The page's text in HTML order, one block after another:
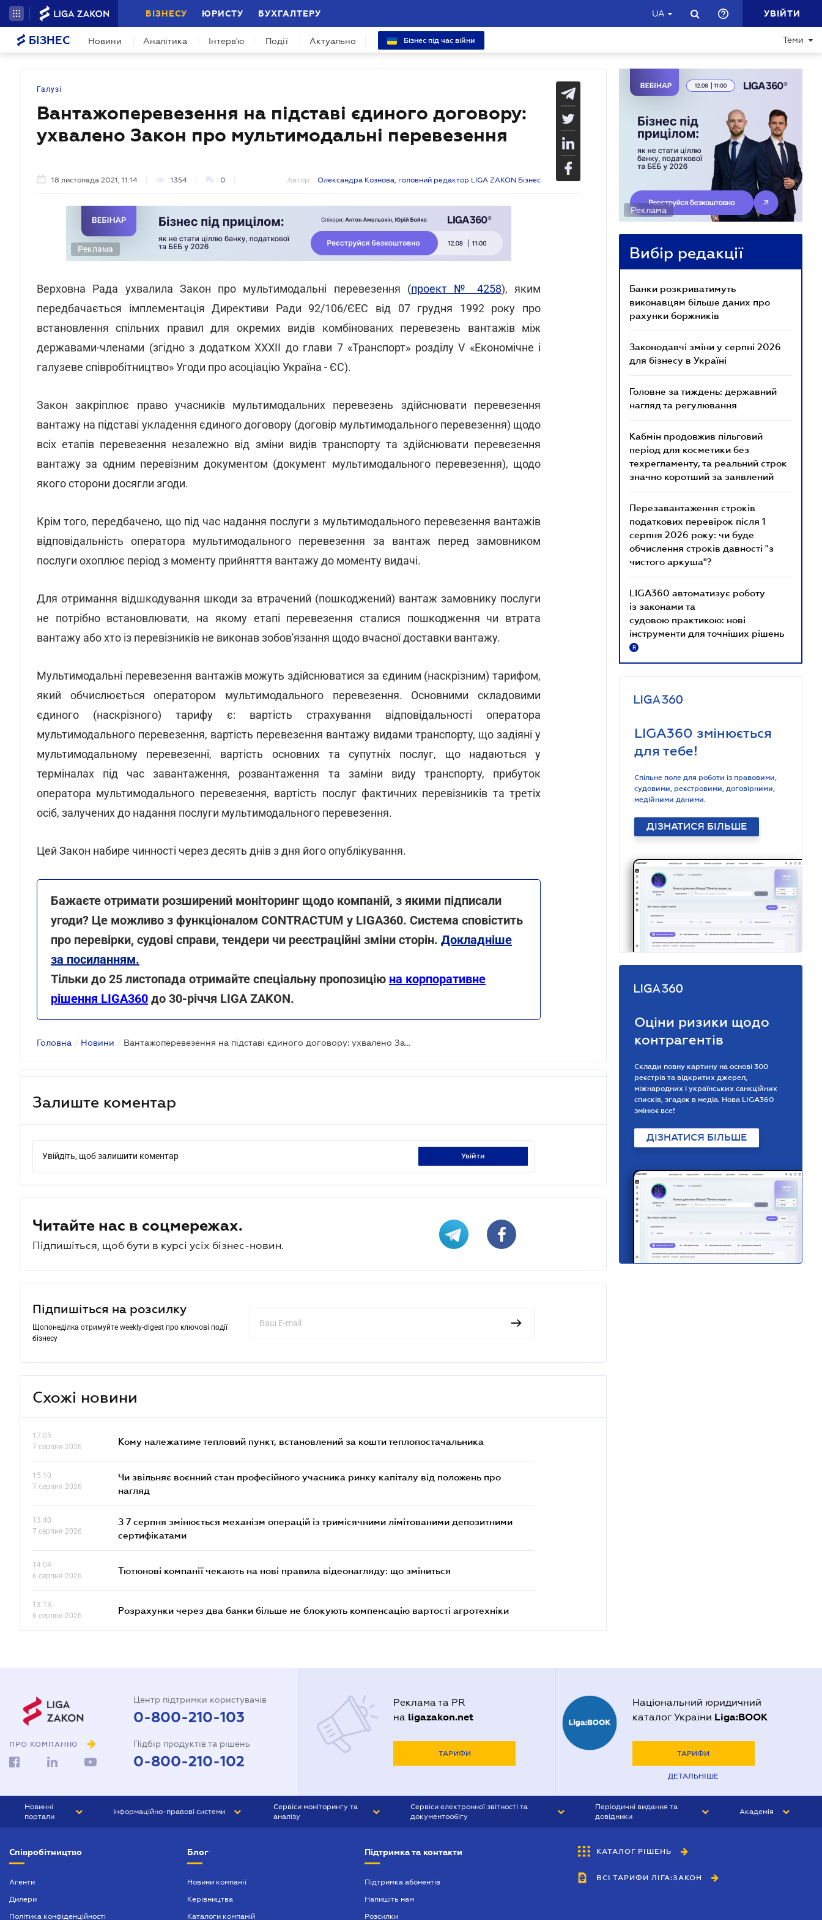
БІЗНЕСУ ЮРИСТУ БУХГАЛТЕРУ UA УВІЙТИ
БІЗНЕС Новини Аналітика Інтерв'ю Події Актуально Бізнес під час війни Теми
Галузі
Вантажоперевезення на підставі єдиного договору:
ухвалено Закон про мультимодальні перевезення
18 листопада 2021, 11:14 1354 0 Автор: Олександра Кознова, головний редактор LIGA ZAKON Бізнес
Реклама
Верховна Рада ухвалила Закон про мультимодальні перевезення (проект № 4258), яким
передбачається імплементація Директиви Ради 92/106/ЄЕС від 07 грудня 1992 року про
встановлення спільних правил для окремих видів комбінованих перевезень вантажів між
державами-членами (згідно з додатком XXXII до глави 7 «Транспорт» розділу V «Економічне і
галузеве співробітництво» Угоди про асоціацію Україна - ЄС).
Закон закріплює право учасників мультимодальних перевезень здійснювати перевезення
вантажу на підставі укладення єдиного договору (договір мультимодального перевезення) щодо
всіх етапів перевезення незалежно від зміни видів транспорту та здійснювати перевезення
вантажу за одним перевізним документом (документ мультимодального перевезення), щодо
якого сторони досягли згоди.
Крім того, передбачено, що під час надання послуги з мультимодального перевезення вантажів
відповідальність оператора мультимодального перевезення за вантаж перед замовником
послуги охоплює період з моменту прийняття вантажу до моменту видачі.
Для отримання відшкодування шкоди за втрачений (пошкоджений) вантаж замовнику послуги
не потрібно встановлювати, на якому етапі перевезення сталися пошкодження чи втрата
вантажу або хто із перевізників не виконав зобов'язання щодо вчасної доставки вантажу.
Мультимодальні перевезення вантажів можуть здійснюватися за єдиним (наскрізним) тарифом,
який обчислюється оператором мультимодального перевезення. Основними складовими
єдиного (наскрізного) тарифу є: вартість страхування відповідальності оператора
мультимодального перевезення, вартість перевезення вантажу видами транспорту, що задіяні у
мультимодальному перевезенні, вартість основних та супутніх послуг, що надаються у
терміналах під час завантаження, розвантаження та заміни виду транспорту, прибуток
оператора мультимодального перевезення, вартість послуг фактичних перевізників та третіх
осіб, залучених до надання послуги мультимодального перевезення.
Цей Закон набире чинності через десять днів з дня його опублікування.
Бажаєте отримати розширений моніторинг щодо компаній, з якими підписали
угоди? Це можливо з функціоналом CONTRACTUM у LIGA360. Система сповістить
про перевірки, судові справи, тендери чи реєстраційні зміни сторін. Докладніше
за посиланням.
Тільки до 25 листопада отримайте спеціальну пропозицію на корпоративне
рішення LIGA360 до 30-річчя LIGA ZAKON.
Головна / Новини / Вантажоперевезення на підставі єдиного договору: ухвалено Закон про мультимодальні перевезення
Залиште коментар
Увійдіть, щоб залишити коментар увійти
Читайте нас в соцмережах.
Підпишіться, щоб бути в курсі усіх бізнес-новин.
Підпишіться на розсилку
Щопонеділка отримуйте weekly-digest про ключові події
бізнесу
Схожі новини
17.05
7 серпня 2026
Кому належатиме тепловий пункт, встановлений за кошти теплопостачальника
15.10
7 серпня 2026
Чи звільняє воєнний стан професійного учасника ринку капіталу від положень про
нагляд
13.40
7 серпня 2026
З 7 серпня змінюється механізм операцій із тримісячними лімітованими депозитними
сертифікатами
14.04
6 серпня 2026
Тютюнові компанії чекають на нові правила відеонагляду: що зміниться
13.13
6 серпня 2026
Розрахунки через два банки більше не блокують компенсацію вартості агротехніки
Реклама
Вибір редакції
Банки розкриватимуть
виконавцям більше даних про
рахунки боржників
Законодавчі зміни у серпні 2026
для бізнесу в Україні
Головне за тиждень: державний
нагляд та регулювання
Кабмін продовжив пільговий
період для косметики без
техрегламенту, та реальний строк
значно коротший за заявлений
Перезавантаження строків
податкових перевірок після 1
серпня 2026 року: чи буде
обчислення строків давності "з
чистого аркуша"?
LIGA360 автоматизує роботу
із законами та
судовою практикою: нові
інструменти для точніших рішень
R
LIGA360 змінюється
для тебе!
Спільне поле для роботи із правовими,
судовими, реєстровими, договірними,
медійними даними.
ДІЗНАТИСЯ БІЛЬШЕ
Оціни ризики щодо
контрагентів
Склади повну картину на основі 300
реєстрів та відкритих джерел,
міжнародних і українських санкційних
списків, згадок в медіа. Нова LIGA360
змінює все!
ДІЗНАТИСЯ БІЛЬШЕ
ПРО КОМПАНІЮ
Центр підтримки користувачів
0-800-210-103
Підбір продуктів та рішень
0-800-210-102
Реклама та PR
на ligazakon.net
ТАРИФИ
Національний юридичний
каталог України Liga:BOOK
ТАРИФИ
ДЕТАЛЬНІШЕ
Новинні
портали
БІЗНЕС
Інформаційно-правові системи
БУХГАЛТЕР ПРОФ
Сервіси моніторингу та
аналізу
Сервіси електронної звітності та
документообігу
Періодичні видання та
довідники
БУХГАЛТЕР&ЗАКОН
ВІСНИК МСФЗ
Академія
Співробітництво
Агенти
Дилери
Політика конфіденційності
Блог
Новини компанії
Керівництва
Каталоги компаній
Підтримка та контакти
Підтримка абонентів
Напишіть нам
Розсилки
КАТАЛОГ РІШЕНЬ
ВСІ ТАРИФИ ЛІГА:ЗАКОН